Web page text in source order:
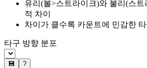
유리(볼>스트라이크)와 불리(스
적 차이
차이가 클수록 카운트에 민감한
타구 방향 분포
💾 ?